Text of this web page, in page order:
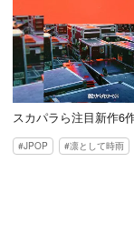
スカパラら注目新作6
JPOP 凛として時雨